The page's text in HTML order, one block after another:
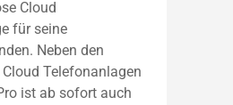
Cloud
für seine
Neben den
Telefonanlagen
ist ab sofort auch